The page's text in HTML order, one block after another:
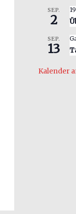
SEP.
2
SEP.
13
Kalender